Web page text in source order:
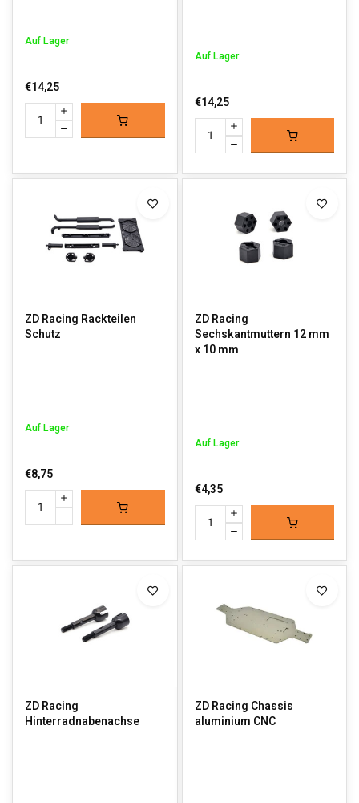
Auf Lager
€14,25
Auf Lager
€14,25
ZD Racing Rackteilen
Schutz
Auf Lager
€8,75
ZD Racing
Sechskantmuttern 12 mm
x 10 mm
Auf Lager
€4,35
ZD Racing
Hinterradnabenachse
ZD Racing Chassis
aluminium CNC